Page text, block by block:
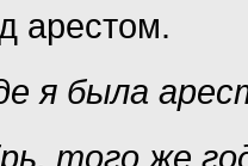
арестом.
я была
того же